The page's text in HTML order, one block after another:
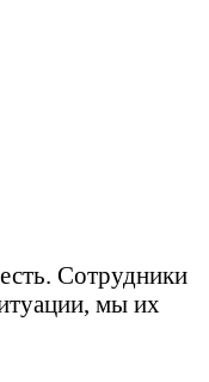
Сотрудники
мы их